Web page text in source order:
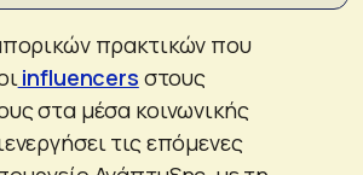
πρακτικών που
influencers στους
στα μέσα κοινωνικής
τις επόμενες